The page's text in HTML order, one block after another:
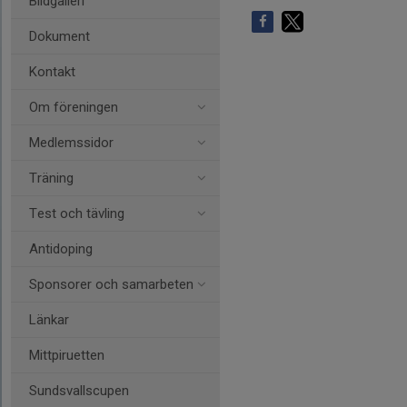
Dokument
Kontakt
Om föreningen
Medlemssidor
Träning
Test och tävling
Antidoping
Sponsorer och samarbeten
Länkar
Mittpiruetten
Sundsvallscupen